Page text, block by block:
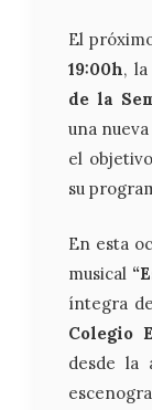
El
19:00h, la
de la
una
el
su
En esta
musical
íntegra
Colegio
desde la